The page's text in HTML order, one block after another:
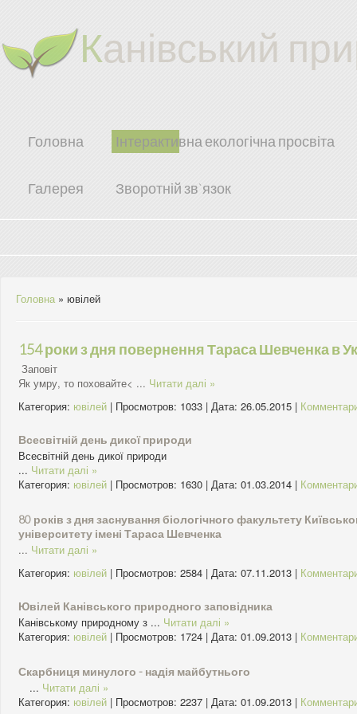
Канівський
Головна Інтерактивна екологічна просвіта
Галерея Зворотній зв`язок
Головна » ювілей
154 роки з дня повернення Тараса Шевченка в
Заповіт
Як умру, то поховайте< ... Читати далі »
Категория: ювілей | Просмотров: 1033 | Дата: 26.05.2015 |
Всесвітній день дикої природи
Всесвітній день дикої природи
... Читати далі »
Категория: ювілей | Просмотров: 1630 | Дата: 01.03.2014 |
80 років з дня заснування біологічного факультету
університету імені Тараса Шевченка
... Читати далі »
Категория: ювілей | Просмотров: 2584 | Дата: 07.11.2013 |
Ювілей Канівського природного заповідника
Канівському природному з ... Читати далі »
Категория: ювілей | Просмотров: 1724 | Дата: 01.09.2013 |
Скарбниця минулого - надія майбутнього
... Читати далі »
Категория: ювілей | Просмотров: 2237 | Дата: 01.09.2013 |